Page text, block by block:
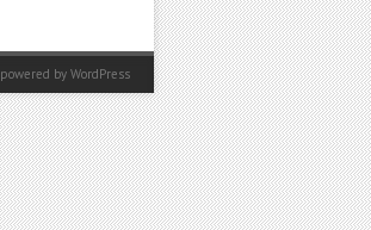
powered by WordPress